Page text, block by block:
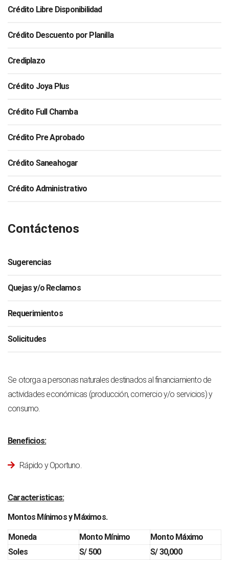
Crédito Libre Disponibilidad
Crédito Descuento por Planilla
Crediplazo
Crédito Joya Plus
Crédito Full Chamba
Crédito Pre Aprobado
Crédito Saneahogar
Crédito Administrativo
Contáctenos
Sugerencias
Quejas y/o Reclamos
Requerimientos
Solicitudes
Se otorga a personas naturales destinados al financiamiento de
actividades económicas (producción, comercio y/o servicios) y
consumo.
Beneficios:
Rápido y Oportuno.
Caracteristicas:
Montos Mínimos y Máximos.
Moneda Monto Mínimo
Monto Máximo
Soles
S/ 500 S/ 30,000